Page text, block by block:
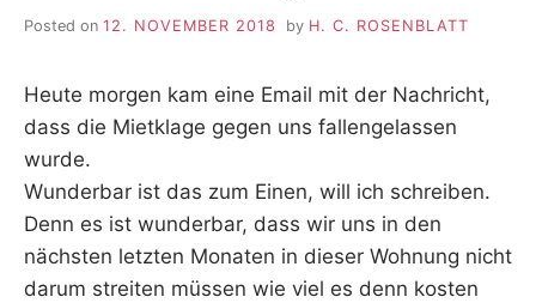
Posted on 12. NOVEMBER 2018 by H. C. ROSENBLATT
Heute morgen kam eine Email mit der Nachricht,
dass die Mietklage gegen uns fallengelassen
wurde.
Wunderbar ist das zum Einen, will ich schreiben.
Denn es ist wunderbar, dass wir uns in den
nächsten letzten Monaten in dieser Wohnung nicht
darum streiten müssen wie viel es denn kosten